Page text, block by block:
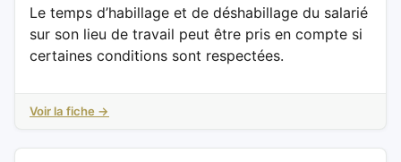
Le temps d’habillage et de déshabillage du salarié
sur son lieu de travail peut être pris en compte si
certaines conditions sont respectées.
Voir la fiche →